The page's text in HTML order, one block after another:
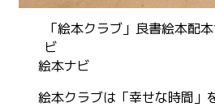
「絵本クラブ」良書絵本配
ビ
絵本ナビ
絵本クラブは「幸せな時間」